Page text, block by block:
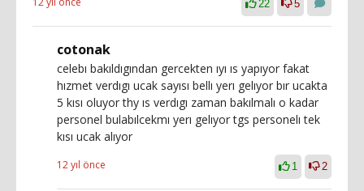
22 5
cotonak
celebı bakıldıgından gercekten ıyı ıs yapıyor fakat
hızmet verdıgı ucak sayısı bellı yerı gelıyor bır ucakta
5 kısı oluyor thy ıs verdıgı zaman bakılmalı o kadar
personel bulabılcekmı yerı gelıyor tgs personelı tek
kısı ucak alıyor
12 yıl önce 1 2